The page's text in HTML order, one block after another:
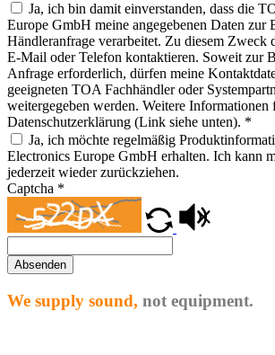
Ja, ich bin damit einverstanden, dass die
Europe GmbH meine angegebenen Daten zur
Händleranfrage verarbeitet. Zu diesem Zweck
E-Mail oder Telefon kontaktieren. Soweit zur
Anfrage erforderlich, dürfen meine
geeigneten TOA Fachhändler oder
weitergegeben werden. Weitere Informationen
Datenschutzerklärung (Link siehe unten). *
Ja, ich möchte regelmäßig
Electronics Europe GmbH erhalten. Ich kann
jederzeit wieder zurückziehen.
Captcha *
Absenden
We supply sound, not equipment.